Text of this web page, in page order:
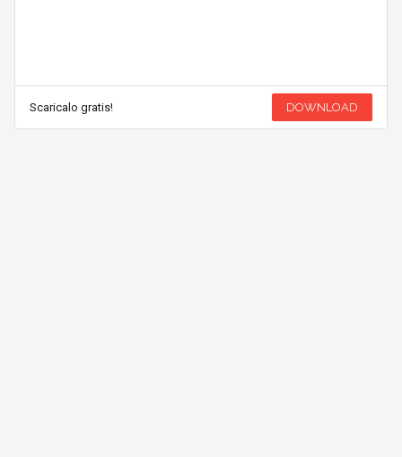
Scaricalo gratis! DOWNLOAD